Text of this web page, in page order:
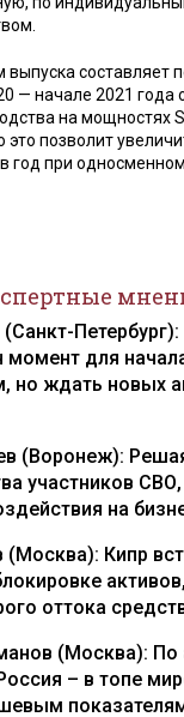
выпуска составляет
— начале 2021 года
на мощностях
это позволит
год при
(Санкт-
момент для
но ждать новых
(Воронеж):
участников
на
Кипр
оттока
(Москва):
– в топе